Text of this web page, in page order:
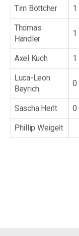
Tim Böttcher 1
Thomas
Händler
1
Axel Kuch 1
Luca-Leon
Beyrich
0
Sascha Herlt 0
Phillip Weigelt